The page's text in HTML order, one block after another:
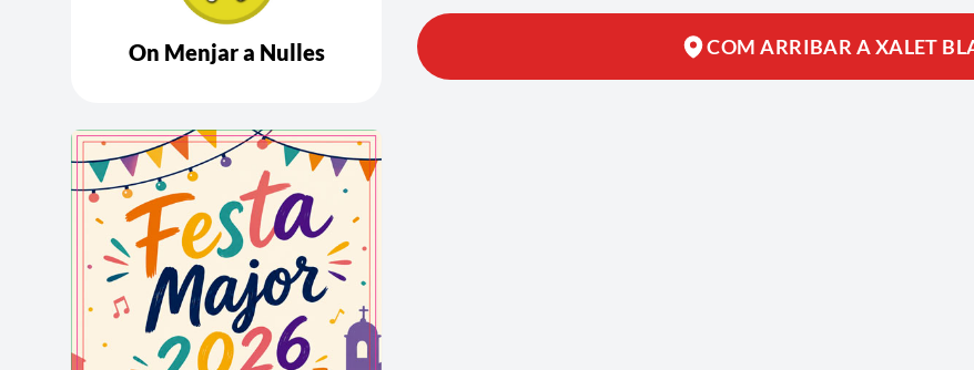
On Menjar a Nulles
Posteriorment, aquest complex industrial va ser utilitzat per
COM ARRIBAR A XALET